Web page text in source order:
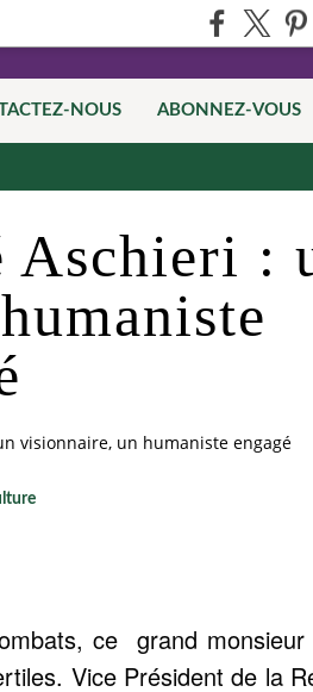
NOUS ABONNEZ-VOUS
:
visionnaire, un humaniste engagé
ce grand monsieur
Vice Président de la